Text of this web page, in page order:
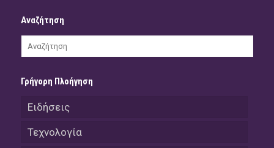
Αναζήτηση
Γρήγορη Πλοήγηση
Ειδήσεις
Τεχνολογία